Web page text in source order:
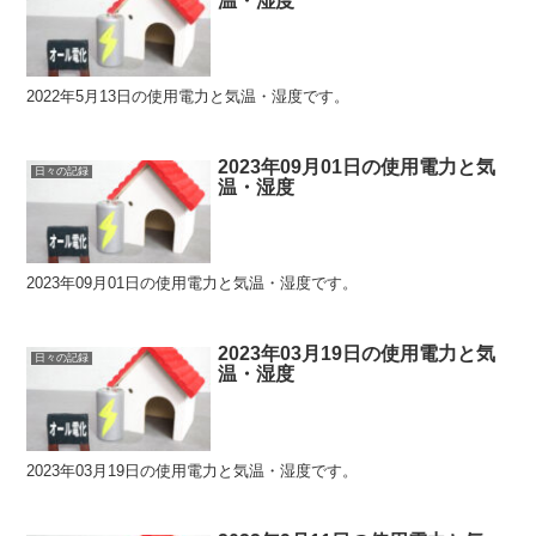
2022年5月13日の使用電力と気温・湿度です。
日々の記録
2023年09月01日の使用電力と気
温・湿度
2023年09月01日の使用電力と気温・湿度です。
日々の記録
2023年03月19日の使用電力と気
温・湿度
2023年03月19日の使用電力と気温・湿度です。